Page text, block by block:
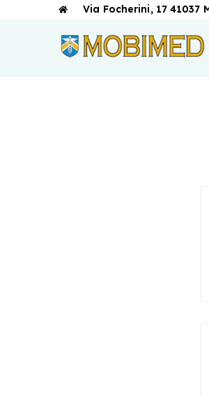
Via Focherini, 17 41037